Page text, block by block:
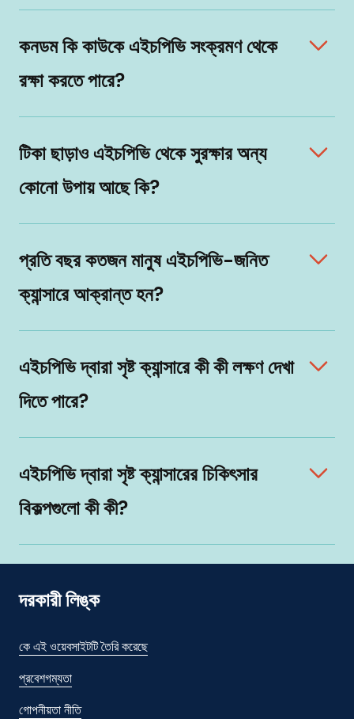
কনডম কি কাউকে এইচপিভি সংক্রমণ থেকে
রক্ষা করতে পারে?
টিকা ছাড়াও এইচপিভি থেকে সুরক্ষার অন্য
কোনো উপায় আছে কি?
প্রতি বছর কতজন মানুষ এইচপিভি-জনিত
ক্যান্সারে আক্রান্ত হন?
এইচপিভি দ্বারা সৃষ্ট ক্যান্সারে কী কী লক্ষণ দেখা
দিতে পারে?
এইচপিভি দ্বারা সৃষ্ট ক্যান্সারের চিকিৎসার
বিকল্পগুলো কী কী?
দরকারী লিঙ্ক
কে এই ওয়েবসাইটটি তৈরি করেছে
প্রবেশগম্যতা
গোপনীয়তা নীতি